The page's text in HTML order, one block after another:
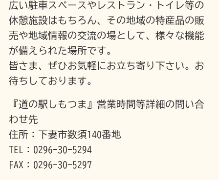
広い駐車スペースやレストラン・トイレ等の
休憩施設はもちろん、その地域の特産品の販
売や地域情報の交流の場として、様々な機能
が備えられた場所です。
皆さま、ぜひお気軽にお立ち寄り下さい。お
待ちしております。
『道の駅しもつま』営業時間等詳細の問い合
わせ先
住所：下妻市数須140番地
TEL：0296-30-5294
FAX：0296-30-5297